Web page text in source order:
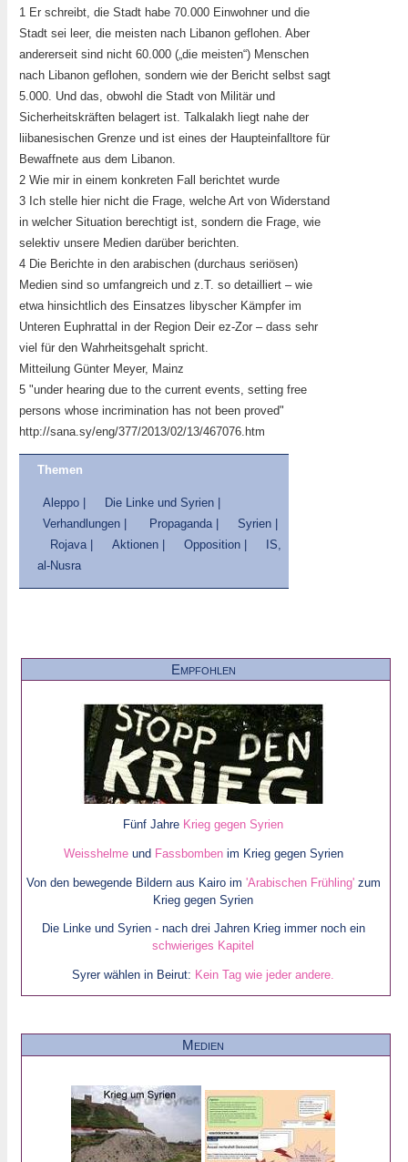
1 Er schreibt, die Stadt habe 70.000 Einwohner und die
Stadt sei leer, die meisten nach Libanon geflohen. Aber
andererseit sind nicht 60.000 („die meisten“) Menschen
nach Libanon geflohen, sondern wie der Bericht selbst sagt
5.000. Und das, obwohl die Stadt von Militär und
Sicherheitskräften belagert ist. Talkalakh liegt nahe der
liibanesischen Grenze und ist eines der Haupteinfalltore für
Bewaffnete aus dem Libanon.
2 Wie mir in einem konkreten Fall berichtet wurde
3 Ich stelle hier nicht die Frage, welche Art von Widerstand
in welcher Situation berechtigt ist, sondern die Frage, wie
selektiv unsere Medien darüber berichten.
4 Die Berichte in den arabischen (durchaus seriösen)
Medien sind so umfangreich und z.T. so detailliert – wie
etwa hinsichtlich des Einsatzes libyscher Kämpfer im
Unteren Euphrattal in der Region Deir ez-Zor – dass sehr
viel für den Wahrheitsgehalt spricht.
Mitteilung Günter Meyer, Mainz
5 "under hearing due to the current events, setting free
persons whose incrimination has not been proved"
http://sana.sy/eng/377/2013/02/13/467076.htm
Themen
Aleppo |
Die Linke und Syrien |
Verhandlungen |
Propaganda |
Syrien |
Rojava |
Aktionen | Opposition |
IS,
al-Nusra
Empfohlen
Fünf Jahre Krieg gegen Syrien
Weisshelme und Fassbomben im Krieg gegen Syrien
Von den bewegende Bildern aus Kairo im 'Arabischen Frühling'zum
Krieg gegen Syrien
Die Linke und Syrien - nach drei Jahren Krieg immer noch ein
schwieriges Kapitel
Syrer wählen in Beirut: Kein Tag wie jeder andere.
Medien